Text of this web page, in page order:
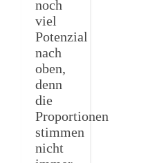
noch
viel
Potenzial
nach
oben,
denn
die
Proportionen
stimmen
nicht